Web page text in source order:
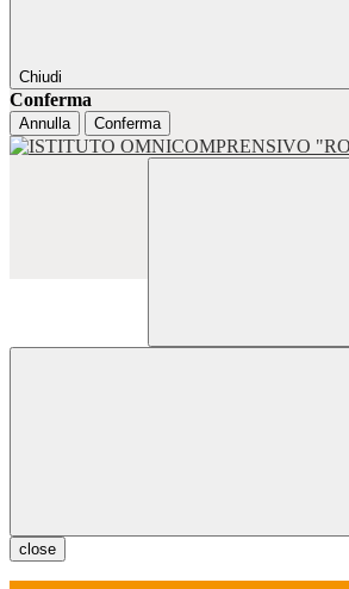
Chiudi
Conferma
Annulla Conferma
close